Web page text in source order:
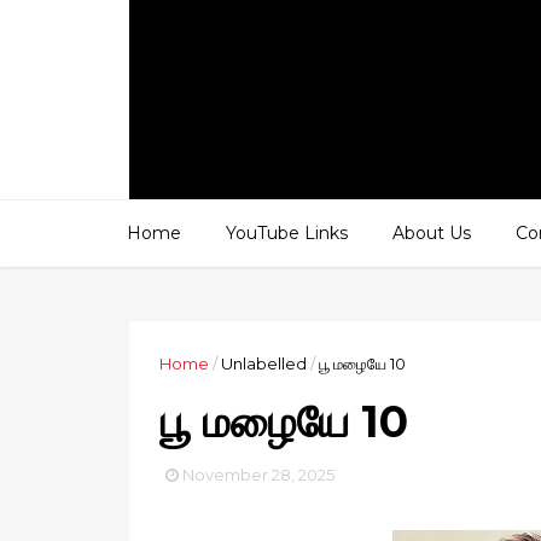
Home YouTube Links About Us
Home /Unlabelled /பூ மழையே 10
பூ மழையே 10
November 28, 2025